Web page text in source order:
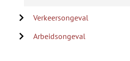
Verkeersongeval
Arbeidsongeval